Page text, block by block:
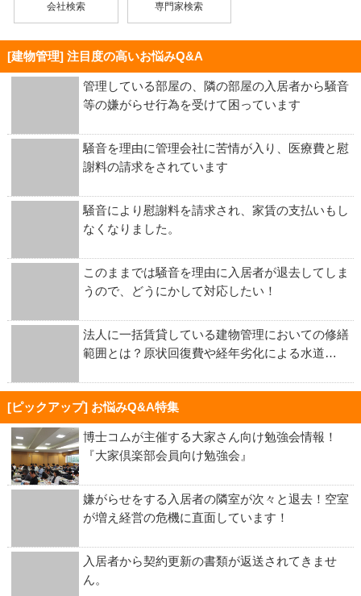
会社検索 専門家検索
[建物管理] 注目度の高いお悩みQ&A
管理している部屋の、隣の部屋の入居者から騒音
等の嫌がらせ行為を受けて困っています
騒音を理由に管理会社に苦情が入り、医療費と慰
謝料の請求をされています
騒音により慰謝料を請求され、家賃の支払いもし
なくなりました。
このままでは騒音を理由に入居者が退去してしま
うので、どうにかして対応したい！
法人に一括賃貸している建物管理においての修繕
範囲とは？原状回復費や経年劣化による水道…
[ピックアップ] お悩みQ&A特集
博士コムが主催する大家さん向け勉強会情報！
『大家倶楽部会員向け勉強会』
嫌がらせをする入居者の隣室が次々と退去！空室
が増え経営の危機に直面しています！
入居者から契約更新の書類が返送されてきませ
ん。